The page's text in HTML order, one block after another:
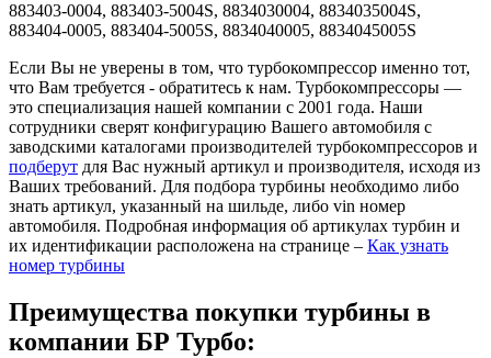
883403-0004, 883403-5004S, 8834030004, 8834035004S,
883404-0005, 883404-5005S, 8834040005, 8834045005S
Если Вы не уверены в том, что турбокомпрессор именно тот,
что Вам требуется - обратитесь к нам. Турбокомпрессоры —
это специализация нашей компании с 2001 года. Наши
сотрудники сверят конфигурацию Вашего автомобиля с
заводскими каталогами производителей турбокомпрессоров и
подберут для Вас нужный артикул и производителя, исходя из
Ваших требований. Для подбора турбины необходимо либо
знать артикул, указанный на шильде, либо vin номер
автомобиля. Подробная информация об артикулах турбин и
их идентификации расположена на странице – Как узнать
номер турбины
Преимущества покупки турбины в
компании БР Турбо: